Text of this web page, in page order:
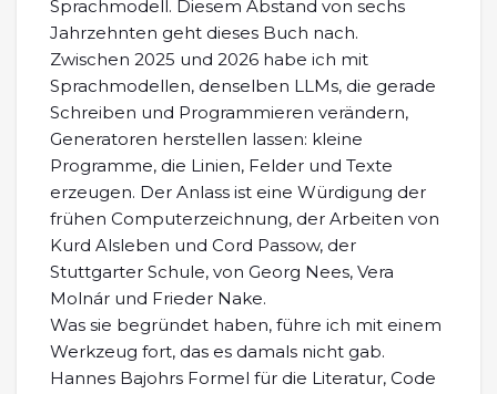
Sprachmodell. Diesem Abstand von sechs
Jahrzehnten geht dieses Buch nach.
Zwischen 2025 und 2026 habe ich mit
Sprachmodellen, denselben LLMs, die gerade
Schreiben und Programmieren verändern,
Generatoren herstellen lassen: kleine
Programme, die Linien, Felder und Texte
erzeugen. Der Anlass ist eine Würdigung der
frühen Computerzeichnung, der Arbeiten von
Kurd Alsleben und Cord Passow, der
Stuttgarter Schule, von Georg Nees, Vera
Molnár und Frieder Nake.
Was sie begründet haben, führe ich mit einem
Werkzeug fort, das es damals nicht gab.
Hannes Bajohrs Formel für die Literatur, Code